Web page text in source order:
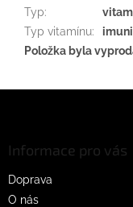
Typ:
Typ vitamínu:
Položka byla
Informace pro vás
Doprava
O nás